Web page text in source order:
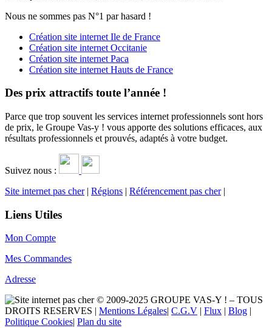
Nous ne sommes pas N°1 par hasard !
Création site internet Ile de France
Création site internet Occitanie
Création site internet Paca
Création site internet Hauts de France
Des prix attractifs toute l’année !
Parce que trop souvent les services internet professionnels sont hors
de prix, le Groupe Vas-y ! vous apporte des solutions efficaces, aux
résultats professionnels et prouvés, adaptés à votre budget.
Suivez nous :
Site internet pas cher| Régions | Référencement pas cher|
Liens Utiles
Mon Compte
Mes Commandes
Adresse
© 2009-2025 GROUPE VAS-Y ! – TOUS
DROITS RESERVES | Mentions Légales| C.G.V | Flux | Blog |
Politique Cookies| Plan du site